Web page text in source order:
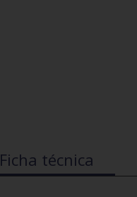
Ficha técnica